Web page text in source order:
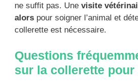
ne suffit pas. Une visite
alors pour soigner l’animal et
collerette est nécessaire.
Questions
sur la collerette pour